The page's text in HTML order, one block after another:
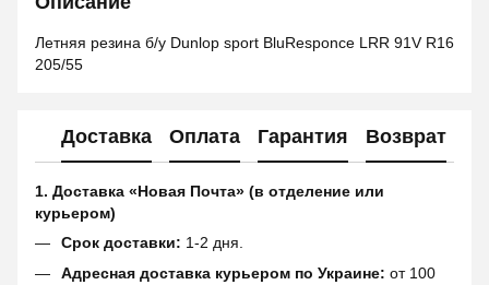
Летняя резина б/у Dunlop sport BluResponce LRR 91V R16
205/55
Доставка Оплата Гарантия Возврат
1. Доставка «Новая Почта» (в отделение или
курьером)
Срок доставки: 1-2 дня.
Адресная доставка курьером по Украине: от 100